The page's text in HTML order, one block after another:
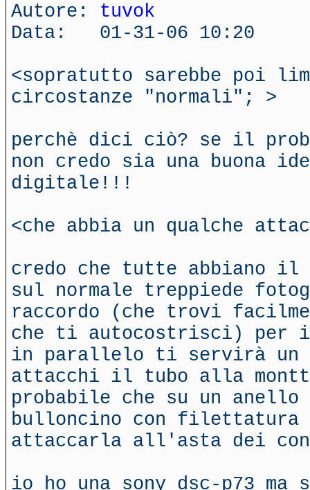
Autore: tuvok
Data: 01-31-06 10:20
<sopratutto sarebbe
circostanze "normali"; >
perchè dici ciò? se il
non credo sia una buona
digitale!!!
<che abbia un qualche
credo che tutte abbiano il
sul normale treppiede
raccordo (che trovi
che ti autocostrisci) per
in parallelo ti servirà un
attacchi il tubo alla
probabile che su un
bulloncino con filettatura
attaccarla all'asta dei
io ho una sony dsc-p73 ma